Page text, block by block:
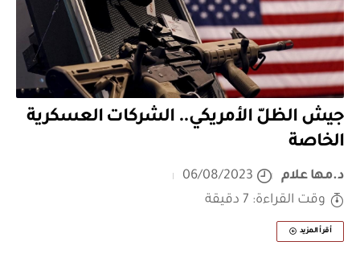
جيش الظلّ الأمريكي.. الشركات العسكرية
الخاصة
د.مها علام
06/08/2023
وقت القراءة: 7 دقيقة
أقرأ المزيد